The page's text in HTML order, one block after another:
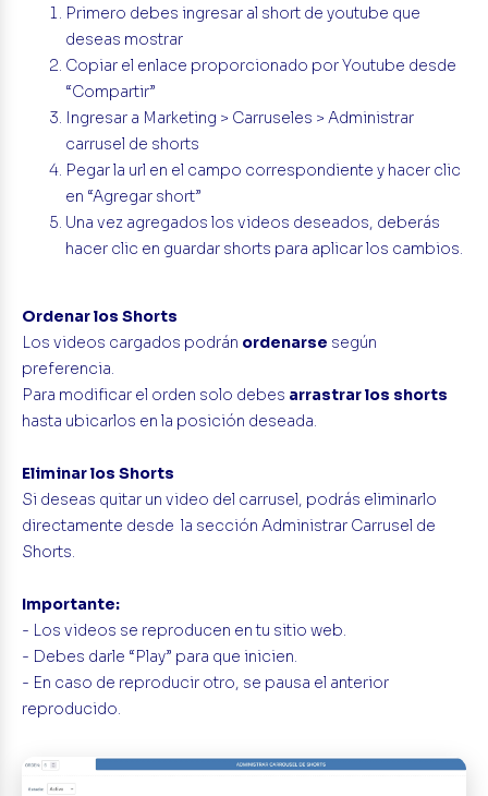
Primero debes ingresar al short de youtube que
deseas mostrar
Copiar el enlace proporcionado por Youtube desde
“Compartir”
Ingresar a Marketing > Carruseles > Administrar
carrusel de shorts
Pegar la url en el campo correspondiente y hacer clic
en “Agregar short”
Una vez agregados los videos deseados, deberás
hacer clic en guardar shorts para aplicar los cambios.
Ordenar los Shorts
Los videos cargados podrán ordenarse según
preferencia.
Para modificar el orden solo debes arrastrar los shorts
hasta ubicarlos en la posición deseada.
Eliminar los Shorts
Si deseas quitar un video del carrusel, podrás eliminarlo
directamente desde la sección Administrar Carrusel de
Shorts.
Importante:
- Los videos se reproducen en tu sitio web.
- Debes darle “Play” para que inicien.
- En caso de reproducir otro, se pausa el anterior
reproducido.